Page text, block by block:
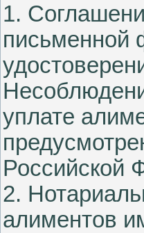
1.
письменной
уплате
Российской
2.
алиментов